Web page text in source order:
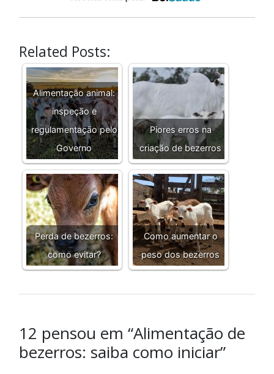
Related Posts:
Alimentação animal:
inspeção e
regulamentação pelo
Governo
Piores erros na
criação de bezerros
Perda de bezerros:
como evitar?
Como aumentar o
peso dos bezerros
12 pensou em “Alimentação de
bezerros: saiba como iniciar”